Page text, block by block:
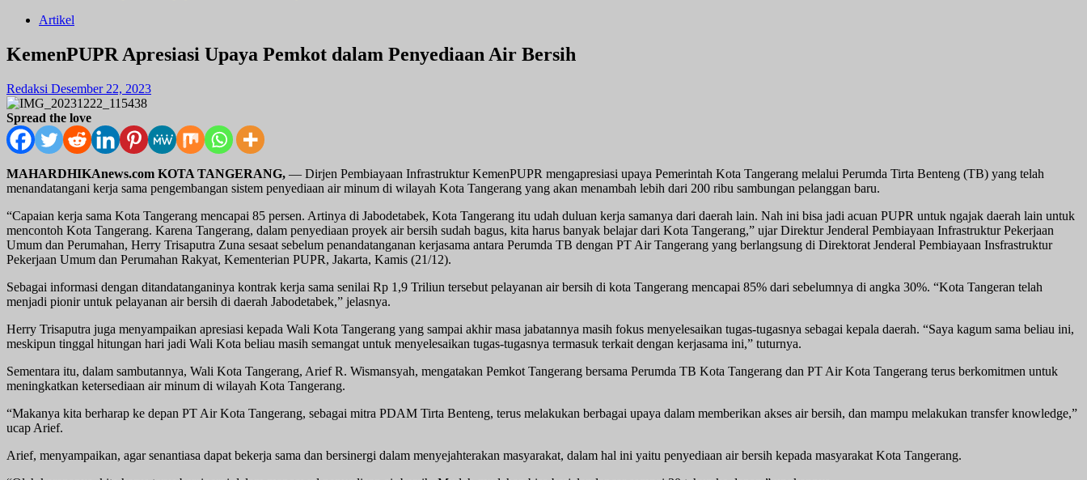
Artikel
KemenPUPR Apresiasi Upaya Pemkot dalam Penyediaan Air Bersih
Redaksi Desember 22, 2023
Spread the love
MAHARDHIKAnews.com KOTA TANGERANG, — Dirjen Pembiayaan Infrastruktur KemenPUPR mengapresiasi upaya Pemerintah Kota Tangerang melalui Perumda Tirta Benteng (TB) yang telah
menandatangani kerja sama pengembangan sistem penyediaan air minum di wilayah Kota Tangerang yang akan menambah lebih dari 200 ribu sambungan pelanggan baru.
“Capaian kerja sama Kota Tangerang mencapai 85 persen. Artinya di Jabodetabek, Kota Tangerang itu udah duluan kerja samanya dari daerah lain. Nah ini bisa jadi acuan PUPR untuk ngajak daerah lain untuk
mencontoh Kota Tangerang. Karena Tangerang, dalam penyediaan proyek air bersih sudah bagus, kita harus banyak belajar dari Kota Tangerang,” ujar Direktur Jenderal Pembiayaan Infrastruktur Pekerjaan
Umum dan Perumahan, Herry Trisaputra Zuna sesaat sebelum penandatanganan kerjasama antara Perumda TB dengan PT Air Tangerang yang berlangsung di Direktorat Jenderal Pembiayaan Insfrastruktur
Pekerjaan Umum dan Perumahan Rakyat, Kementerian PUPR, Jakarta, Kamis (21/12).
Sebagai informasi dengan ditandatanganinya kontrak kerja sama senilai Rp 1,9 Triliun tersebut pelayanan air bersih di kota Tangerang mencapai 85% dari sebelumnya di angka 30%. “Kota Tangeran telah
menjadi pionir untuk pelayanan air bersih di daerah Jabodetabek,” jelasnya.
Herry Trisaputra juga menyampaikan apresiasi kepada Wali Kota Tangerang yang sampai akhir masa jabatannya masih fokus menyelesaikan tugas-tugasnya sebagai kepala daerah. “Saya kagum sama beliau ini,
meskipun tinggal hitungan hari jadi Wali Kota beliau masih semangat untuk menyelesaikan tugas-tugasnya termasuk terkait dengan kerjasama ini,” tuturnya.
Sementara itu, dalam sambutannya, Wali Kota Tangerang, Arief R. Wismansyah, mengatakan Pemkot Tangerang bersama Perumda TB Kota Tangerang dan PT Air Kota Tangerang terus berkomitmen untuk
meningkatkan ketersediaan air minum di wilayah Kota Tangerang.
“Makanya kita berharap ke depan PT Air Kota Tangerang, sebagai mitra PDAM Tirta Benteng, terus melakukan berbagai upaya dalam memberikan akses air bersih, dan mampu melakukan transfer knowledge,”
ucap Arief.
Arief, menyampaikan, agar senantiasa dapat bekerja sama dan bersinergi dalam menyejahterakan masyarakat, dalam hal ini yaitu penyediaan air bersih kepada masyarakat Kota Tangerang.